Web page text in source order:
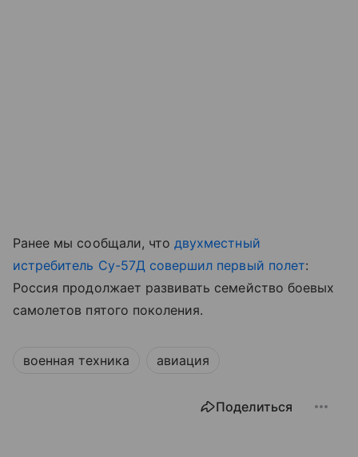
Ранее мы сообщали, чтодвухместный
истребитель Су-57Д совершил первый полет:
Россия продолжает развивать семейство боевых
самолетов пятого поколения.
военная техника авиация
Поделиться